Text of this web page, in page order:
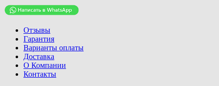
Отзывы
Гарантия
Варианты оплаты
Доставка
О Компании
Контакты